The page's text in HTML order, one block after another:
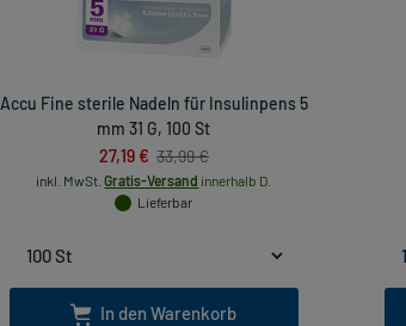
Accu Fine sterile Nadeln für Insulinpens 5
mm 31 G, 100 St
27,19 € 33,99 €
inkl. MwSt. Gratis-Versand innerhalb D.
Lieferbar
In den Warenkorb